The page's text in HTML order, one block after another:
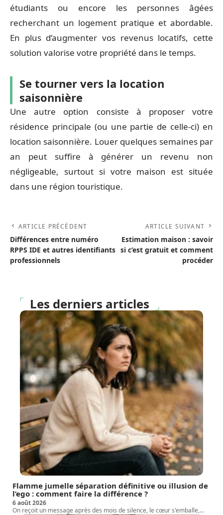
étudiants ou encore les personnes âgées
recherchant un logement pratique et abordable.
En plus d’augmenter vos revenus locatifs, cette
solution valorise votre propriété dans le temps.
Se tourner vers la location
saisonnière
Une autre option consiste à proposer votre
résidence principale (ou une partie de celle-ci) en
location saisonnière. Louer quelques semaines par
an peut suffire à générer un revenu non
négligeable, surtout si votre maison est située
dans une région touristique.
ARTICLE PRÉCÉDENT
Différences entre numéro
RPPS IDE et autres identifiants
professionnels
ARTICLE SUIVANT
Estimation maison : savoir
si c’est gratuit et comment
procéder
Les derniers articles
Flamme jumelle séparation définitive ou illusion de
l’ego : comment faire la différence ?
6 août 2026
On reçoit un message après des mois de silence, le cœur s'emballe,…